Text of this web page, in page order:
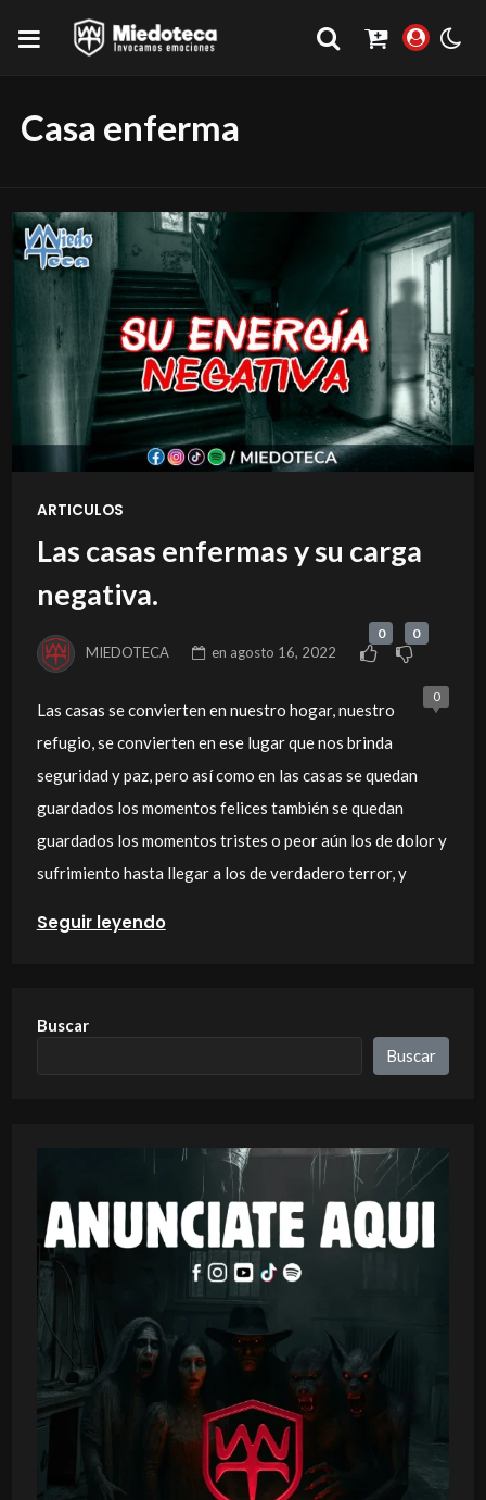
Casa enferma
ARTICULOS
Las casas enfermas y su carga
negativa.
MIEDOTECA en agosto 16, 2022
0 0
0
Las casas se convierten en nuestro hogar, nuestro
refugio, se convierten en ese lugar que nos brinda
seguridad y paz, pero así como en las casas se quedan
guardados los momentos felices también se quedan
guardados los momentos tristes o peor aún los de dolor y
sufrimiento hasta llegar a los de verdadero terror, y
Seguir leyendo
Buscar
Buscar